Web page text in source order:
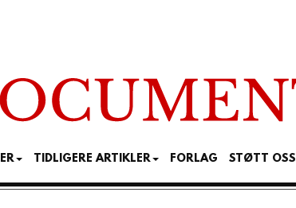
TIDLIGERE ARTIKLER FORLAG STØTT OSS